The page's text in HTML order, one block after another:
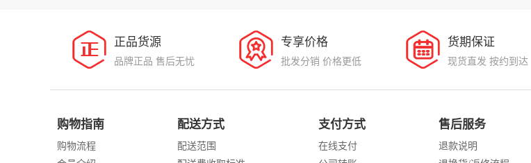
正品货源
品牌正品 售后无忧
专享价格
批发分销 价格更低
货期保证
现货直发 按约到达
购物指南
购物流程
配送方式
配送范围
支付方式
在线支付
售后服务
退款说明